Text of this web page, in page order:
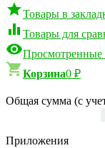
Товары в
 Товары для
Просмотренные
Корзина0 ₽
Общая сумма (с
Приложения